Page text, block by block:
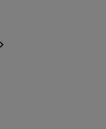
keyboard_arrow_right